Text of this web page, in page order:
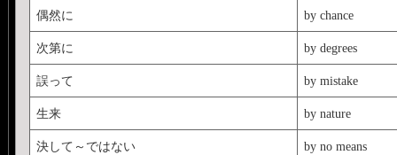
偶然に by chance
次第に by degrees
誤って by mistake
生来 by nature
決して～ではない by no means